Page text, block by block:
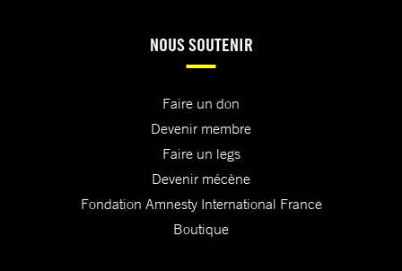
NOUS SOUTENIR
Faire un don
Devenir membre
Faire un legs
Devenir mécène
Fondation Amnesty International France
Boutique